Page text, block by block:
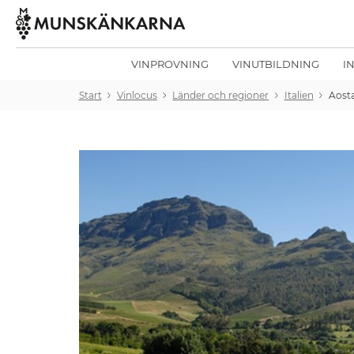
VINPROVNING VINUTBILDNING
Start Vinlocus Länder och regioner Italien